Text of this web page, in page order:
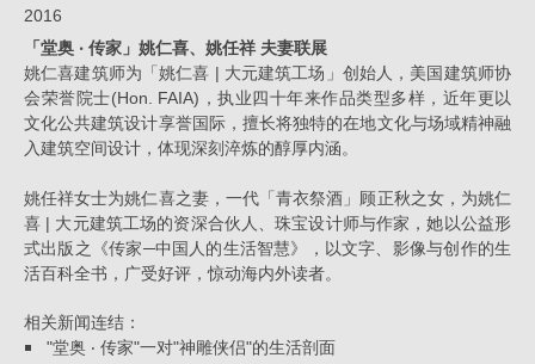
7.
10_
息
|
姚
2016
「堂奥 ‧ 传家」姚仁喜、姚任祥 夫妻联展
姚仁喜建筑师为「姚仁喜 | 大元建筑工场」创始人，美国建筑师协
会荣誉院士(Hon. FAIA)，执业四十年来作品类型多样，近年更以
文化公共建筑设计享誉国际，擅长将独特的在地文化与场域精神融
入建筑空间设计，体现深刻淬炼的醇厚内涵。
姚任祥女士为姚仁喜之妻，一代「青衣祭酒」顾正秋之女，为姚仁
喜 | 大元建筑工场的资深合伙人、珠宝设计师与作家，她以公益形
式出版之《传家─中国人的生活智慧》，以文字、影像与创作的生
活百科全书，广受好评，惊动海内外读者。
相关新闻连结：
"堂奥 ‧ 传家"一对"神雕侠侣"的生活剖面